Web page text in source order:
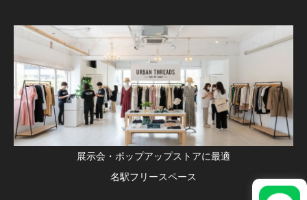
展示会・ポップアップストアに最適
名駅フリースペース